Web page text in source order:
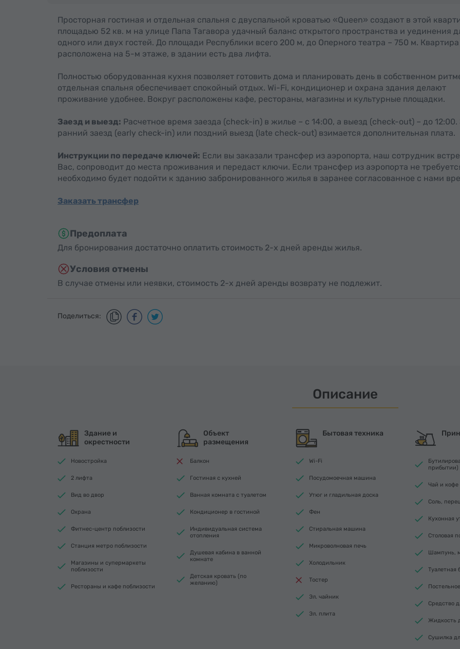
Просторная гостиная и отдельная спальня с двуспальной кроватью «Queen» создают в этой
площадью 52 кв. м на улице Папа Тагавора удачный баланс открытого пространства и уединения
одного или двух гостей. До площади Республики всего 200 м, до Оперного театра – 750 м. Квартира
расположена на 5-м этаже, в здании есть два лифта.
Полностью оборудованная кухня позволяет готовить дома и планировать день в собственном
отдельная спальня обеспечивает спокойный отдых. Wi-Fi, кондиционер и охрана здания делают
проживание удобнее. Вокруг расположены кафе, рестораны, магазины и культурные площадки.
Заезд и выезд: Расчетное время заезда (check-in) в жилье – с 14:00, а выезд (check-out) – до 12:00.
ранний заезд (early check-in) или поздний выезд (late check-out) взимается дополнительная плата.
Инструкции по передаче ключей: Если вы заказали трансфер из аэропорта, наш сотрудник
Вас, сопроводит до места проживания и передаст ключи. Если трансфер из аэропорта не
необходимо будет подойти к зданию забронированного жилья в заранее согласованное с нами
Заказать трансфер
Предоплата
Для бронирования достаточно оплатить стоимость 2-х дней аренды жилья.
Условия отмены
В случае отмены или неявки, стоимость 2-х дней аренды возврату не подлежит.
Поделиться:
Описание
Здание и
окрестности
Новостройка
2 лифта
Вид во двор
Охрана
Фитнес-центр поблизости
Станция метро поблизости
Магазины и супермаркеты
поблизости
Рестораны и кафе поблизости
Объект
размещения
Балкон
Гостиная с кухней
Ванная комната с туалетом
Кондиционер в гостиной
Индивидуальная система
отопления
Душевая кабина в ванной
комнате
Детская кровать (по
желанию)
Бытовая техника
Wi-Fi
Посудомоечная машина
Утюг и гладильная доска
Фен
Стиральная машина
Микроволновая печь
Холодильник
Тостер
Эл. чайник
Эл. плита
прибытии)
Чай и
Соль,
Кухонная
Столовая
Шампунь,
Туалетная
Средство
Жидкость
Сушилка